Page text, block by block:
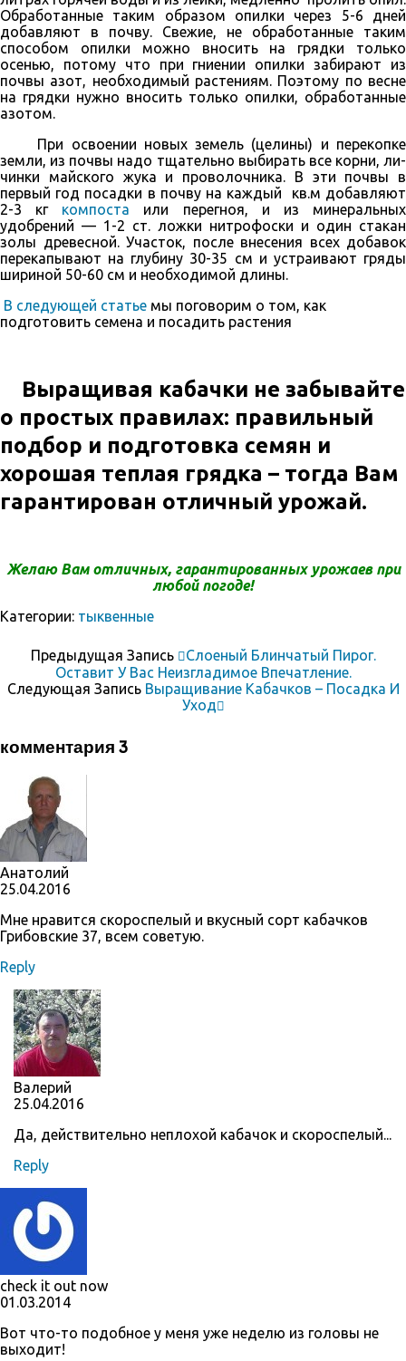
Обработанные таким образом опилки через 5-6 дней
добавляют в почву. Свежие, не обработанные таким
способом опилки можно вносить на грядки только
осенью, потому что при гниении опилки забирают из
почвы азот, необходимый растениям. Поэтому по весне
на грядки нужно вносить только опилки, обработанные
азо­том.
При освоении новых земель (целины) и перекопке
земли, из почвы надо тщательно выбирать все корни, ли­
чинки майского жука и проволочника. В эти почвы в
первый год по­садки в почву на каждый кв.м добавляют
2-3 кг компоста или перегноя, и из минеральных
удобрений — 1-2 ст. ложки нитро­фоски и один стакан
золы древесной. Участок, после внесения всех добавок
перекапывают на глубину 30-35 см и устраивают гряды
шириной 50-60 см и необходимой длины.
В следующей статье мы поговорим о том, как
подготовить семена и посадить растения
Выращивая кабачки не забывайте
о простых правилах: правильный
подбор и подготовка семян и
хорошая теплая грядка – тогда Вам
гарантирован отличный урожай.
Желаю Вам отличных, гарантированных урожаевпри
любой погоде!
Категории: тыквенные
Предыдущая Запись
Слоеный Блинчатый Пирог.
Оставит У Вас Неизгладимое Впечатление.
Следующая Запись Выращивание Кабачков – Посадка И
Уход
комментария 3
Анатолий
25.04.2016
Мне нравится скороспелый и вкусный сорт кабачков
Грибовские 37, всем советую.
Reply
Валерий
25.04.2016
Да, действительно неплохой кабачок и скороспелый...
Reply
check it out now
01.03.2014
Вот что-то подобное у меня уже неделю из головы не
выходит!